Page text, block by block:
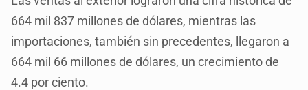
664 mil 837 millones de dólares, mientras las
importaciones, también sin precedentes, llegaron a
664 mil 66 millones de dólares, un crecimiento de
4.4 por ciento.